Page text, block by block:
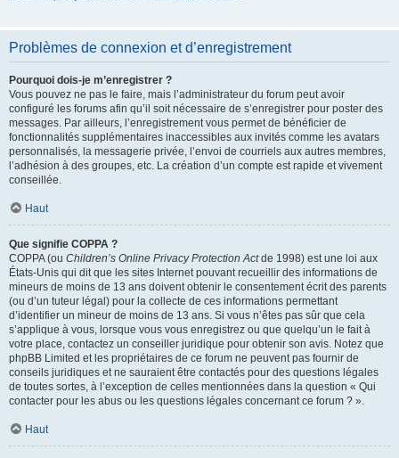
Problèmes de connexion et d’enregistrement
Pourquoi dois-je m’enregistrer ?
Vous pouvez ne pas le faire, mais l’administrateur du forum peut avoir
configuré les forums afin qu’il soit nécessaire de s’enregistrer pour poster des
messages. Par ailleurs, l’enregistrement vous permet de bénéficier de
fonctionnalités supplémentaires inaccessibles aux invités comme les avatars
personnalisés, la messagerie privée, l’envoi de courriels aux autres membres,
l’adhésion à des groupes, etc. La création d’un compte est rapide et vivement
conseillée.
Haut
Que signifie COPPA ?
COPPA (ou Children’s Online Privacy Protection Actde 1998) est une loi aux
États-Unis qui dit que les sites Internet pouvant recueillir des informations de
mineurs de moins de 13 ans doivent obtenir le consentement écrit des parents
(ou d’un tuteur légal) pour la collecte de ces informations permettant
d’identifier un mineur de moins de 13 ans. Si vous n’êtes pas sûr que cela
s’applique à vous, lorsque vous vous enregistrez ou que quelqu’un le fait à
votre place, contactez un conseiller juridique pour obtenir son avis. Notez que
phpBB Limited et les propriétaires de ce forum ne peuvent pas fournir de
conseils juridiques et ne sauraient être contactés pour des questions légales
de toutes sortes, à l’exception de celles mentionnées dans la question « Qui
contacter pour les abus ou les questions légales concernant ce forum ? ».
Haut